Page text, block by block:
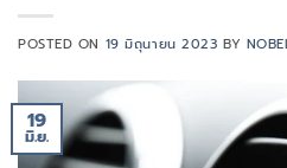
POSTED ON 19 มิถุนายน 2023 BY
19
มิ.ย.